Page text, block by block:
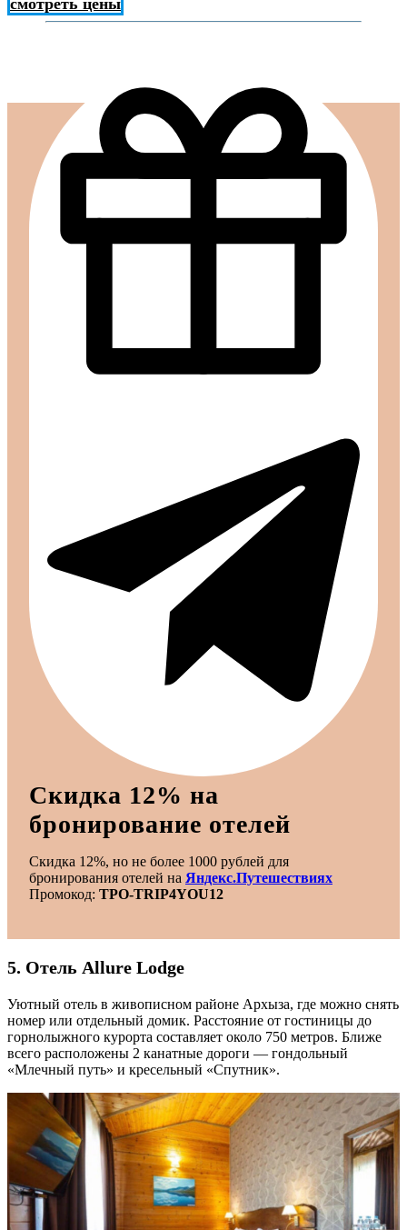
смотреть цены
Скидка 12% на
бронирование отелей
Скидка 12%, но не более 1000 рублей для
бронирования отелей на Яндекс.Путешествиях
Промокод: TPO-TRIP4YOU12
5. Отель Allure Lodge
Уютный отель в живописном районе Архыза, где можно снять
номер или отдельный домик. Расстояние от гостиницы до
горнолыжного курорта составляет около 750 метров. Ближе
всего расположены 2 канатные дороги — гондольный
«Млечный путь» и кресельный «Спутник».